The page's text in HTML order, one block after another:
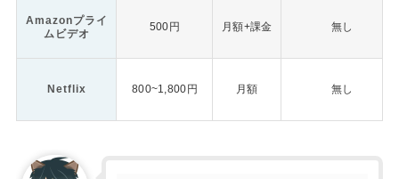
Amazonプライ
ムビデオ
500円 月額+課金 無し
Netflix 800~1,800円 月額 無し